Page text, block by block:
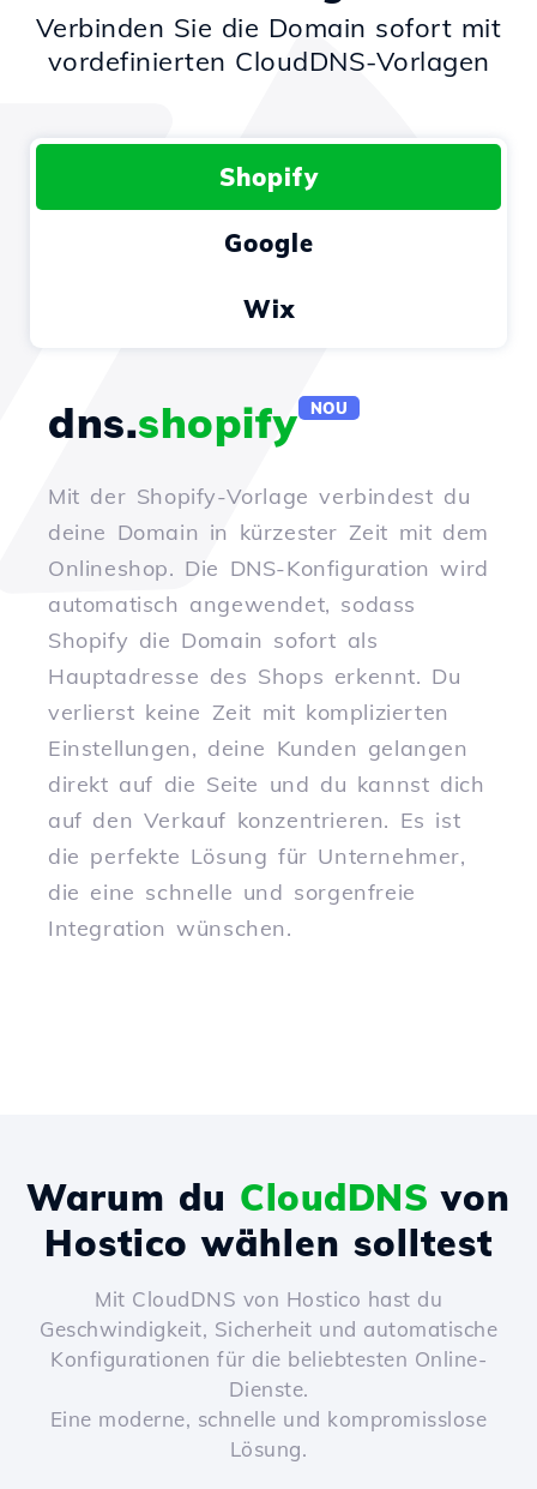
Verbinden Sie die Domain sofort mit
vordefinierten CloudDNS-Vorlagen
Shopify
Google
Wix
dns.shopify NOU
Mit der Shopify-Vorlage verbindest du
deine Domain in kürzester Zeit mit dem
Onlineshop. Die DNS-Konfiguration wird
automatisch angewendet, sodass
Shopify die Domain sofort als
Hauptadresse des Shops erkennt. Du
verlierst keine Zeit mit komplizierten
Einstellungen, deine Kunden gelangen
direkt auf die Seite und du kannst dich
auf den Verkauf konzentrieren. Es ist
die perfekte Lösung für Unternehmer,
die eine schnelle und sorgenfreie
Integration wünschen.
Warum du CloudDNS von
Hostico wählen solltest
Mit CloudDNS von Hostico hast du
Geschwindigkeit, Sicherheit und automatische
Konfigurationen für die beliebtesten Online-
Dienste.
Eine moderne, schnelle und kompromisslose
Lösung.